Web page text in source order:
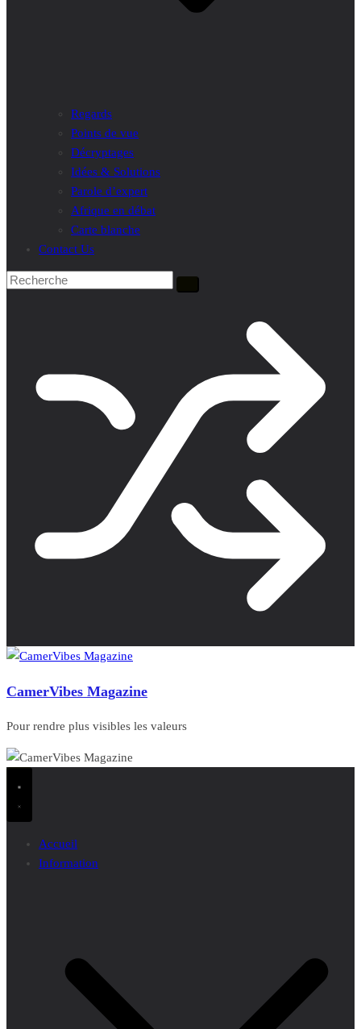
Regards
Points de vue
Décryptages
Idées & Solutions
Parole d’expert
Afrique en débat
Carte blanche
Contact Us
CamerVibes Magazine
Pour rendre plus visibles les valeurs
Accueil
Information